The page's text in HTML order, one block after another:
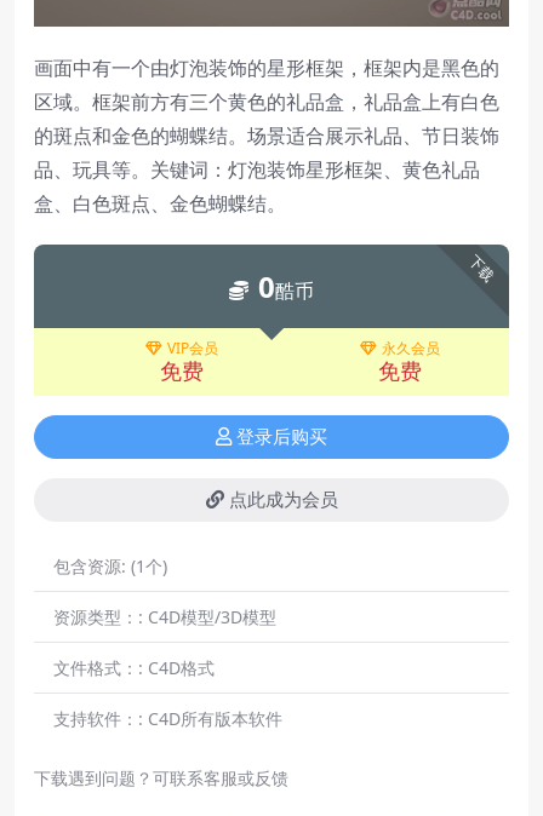
画面中有一个由灯泡装饰的星形框架，框架内是黑色的
区域。框架前方有三个黄色的礼品盒，礼品盒上有白色
的斑点和金色的蝴蝶结。场景适合展示礼品、节日装饰
品、玩具等。关键词：灯泡装饰星形框架、黄色礼品
盒、白色斑点、金色蝴蝶结。
下载
0酷币
VIP会员
免费
永久会员
免费
登录后购买
点此成为会员
包含资源: (1个)
资源类型：: C4D模型/3D模型
文件格式：: C4D格式
支持软件：: C4D所有版本软件
下载遇到问题？可联系客服或反馈